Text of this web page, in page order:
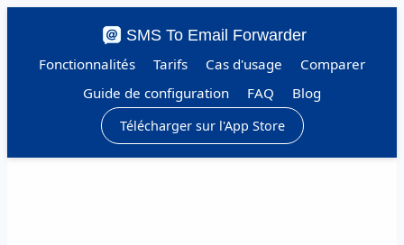
SMS To Email Forwarder
Fonctionnalités
Tarifs Cas d'usage
Comparer
Guide de configuration
FAQ Blog
Télécharger sur l'App Store